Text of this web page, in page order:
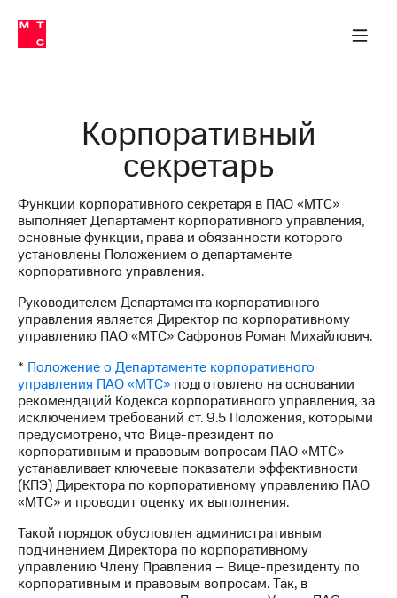
Медиа-центр
и акционерам
Устойчивое развитие
Комплаенс и деловая этика
компании
Карьера
в МТС
История
Руководство
региона
Правовая
Контакты
Медиа-центр
Пресс-
релизы
МТС
о технологиях
Достижения
Интервью
Финансовая
отчетность
в МТС
МТС
о технологиях
Корпоративный
секретарь
Функции корпоративного секретаря в ПАО «МТС»
выполняет Департамент корпоративного управления,
основные функции, права и обязанности которого
установлены Положением о департаменте
корпоративного управления.
Руководителем Департамента корпоративного
управления является Директор по корпоративному
управлению ПАО «МТС» Сафронов Роман Михайлович.
* Положение о Департаменте корпоративного
управления ПАО «МТС» подготовлено на основании
рекомендаций Кодекса корпоративного управления, за
исключением требований ст. 9.5 Положения, которыми
предусмотрено, что Вице-президент по
корпоративным и правовым вопросам ПАО «МТС»
устанавливает ключевые показатели эффективности
(КПЭ) Директора по корпоративному управлению ПАО
«МТС» и проводит оценку их выполнения.
Такой порядок обусловлен административным
подчинением Директора по корпоративному
управлению Члену Правления – Вице-президенту по
корпоративным и правовым вопросам. Так, в